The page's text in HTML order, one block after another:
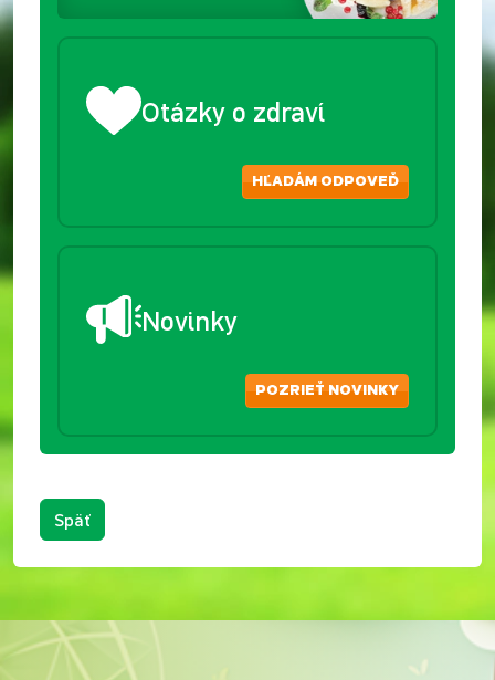
Otázky o zdraví
HĽADÁM ODPOVEĎ
Novinky
POZRIEŤ NOVINKY
Späť